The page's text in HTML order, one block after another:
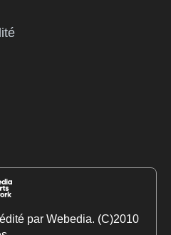
par Webedia. (C)2010